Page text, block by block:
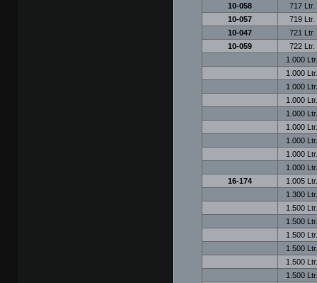
10-058
717 Ltr.
10-057
719 Ltr.
10-047
721 Ltr.
10-059
722 Ltr.
1.000 Ltr.
1.000 Ltr.
1.000 Ltr.
1.000 Ltr.
1.000 Ltr.
1.000 Ltr.
1.000 Ltr.
1.000 Ltr.
1.000 Ltr.
16-174
1.005 Ltr.
1.300 Ltr.
1.500 Ltr.
1.500 Ltr.
1.500 Ltr.
1.500 Ltr.
1.500 Ltr.
1.500 Ltr.